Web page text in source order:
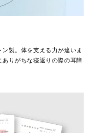
製。体を支える力が違いま
りがちな寝返りの際の耳障